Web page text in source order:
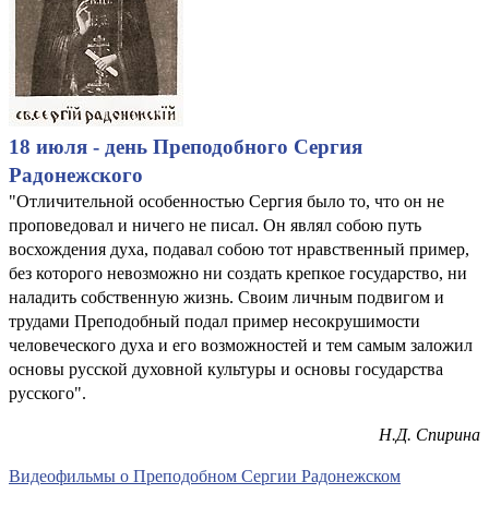
18 июля - день Преподобного Сергия
Радонежского
"Отличительной особенностью Сергия было то, что он не
проповедовал и ничего не писал. Он являл собою путь
восхождения духа, подавал собою тот нравственный пример,
без которого невозможно ни создать крепкое государство, ни
наладить собственную жизнь. Своим личным подвигом и
трудами Преподобный подал пример несокрушимости
человеческого духа и его возможностей и тем самым заложил
основы русской духовной культуры и основы государства
русского".
Н.Д. Спирина
Видеофильмы о Преподобном Сергии Радонежском